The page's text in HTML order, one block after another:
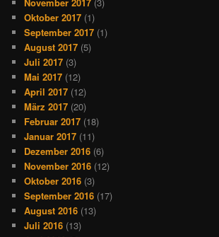
Oktober 2017 (1)
September 2017 (1)
August 2017 (5)
Juli 2017 (3)
Mai 2017 (12)
April 2017 (12)
März 2017 (20)
Februar 2017 (18)
Januar 2017 (11)
Dezember 2016 (6)
November 2016 (12)
Oktober 2016 (3)
September 2016 (17)
August 2016 (13)
Juli 2016 (13)